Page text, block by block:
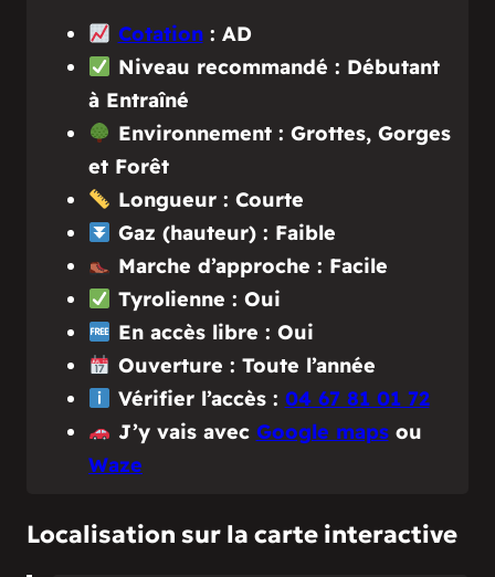
Cotation: AD
Niveau recommandé : Débutant
à Entraîné
Environnement : Grottes, Gorges
et Forêt
Longueur : Courte
Gaz (hauteur) : Faible
Marche d’approche : Facile
Tyrolienne : Oui
En accès libre : Oui
Ouverture : Toute l’année
Vérifier l’accès : 04 67 81 01 72
J’y vais avec Google mapsou
Waze
Localisation sur la carte interactive